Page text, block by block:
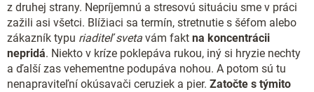
z druhej strany. Nepríjemnú a stresovú situáciu sme v práci
zažili asi všetci. Blížiaci sa termín, stretnutie s šéfom alebo
zákazník typu riaditeľ sveta vám fakt na koncentrácii
nepridá. Niekto v kríze poklepáva rukou, iný si hryzie nechty
a ďalší zas vehementne podupáva nohou. A potom sú tu
nenapraviteľní okúsavači ceruziek a pier. Zatočte s týmito